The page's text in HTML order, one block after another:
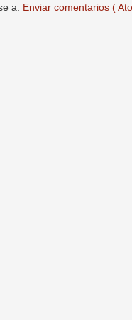
a: Enviar comentarios (